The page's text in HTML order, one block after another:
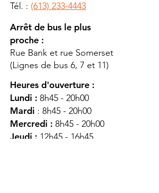
Tél. : (613) 233-4443
Arrêt de bus le plus
proche :
Rue Bank et rue Somerset
(Lignes de bus 6, 7 et 11)
Heures d'ouverture :
Lundi : 8h45 - 20h00
Mardi : 8h45 - 20h00
Mercredi : 8h45 - 20h00
Jeudi : 12h45 - 16h45